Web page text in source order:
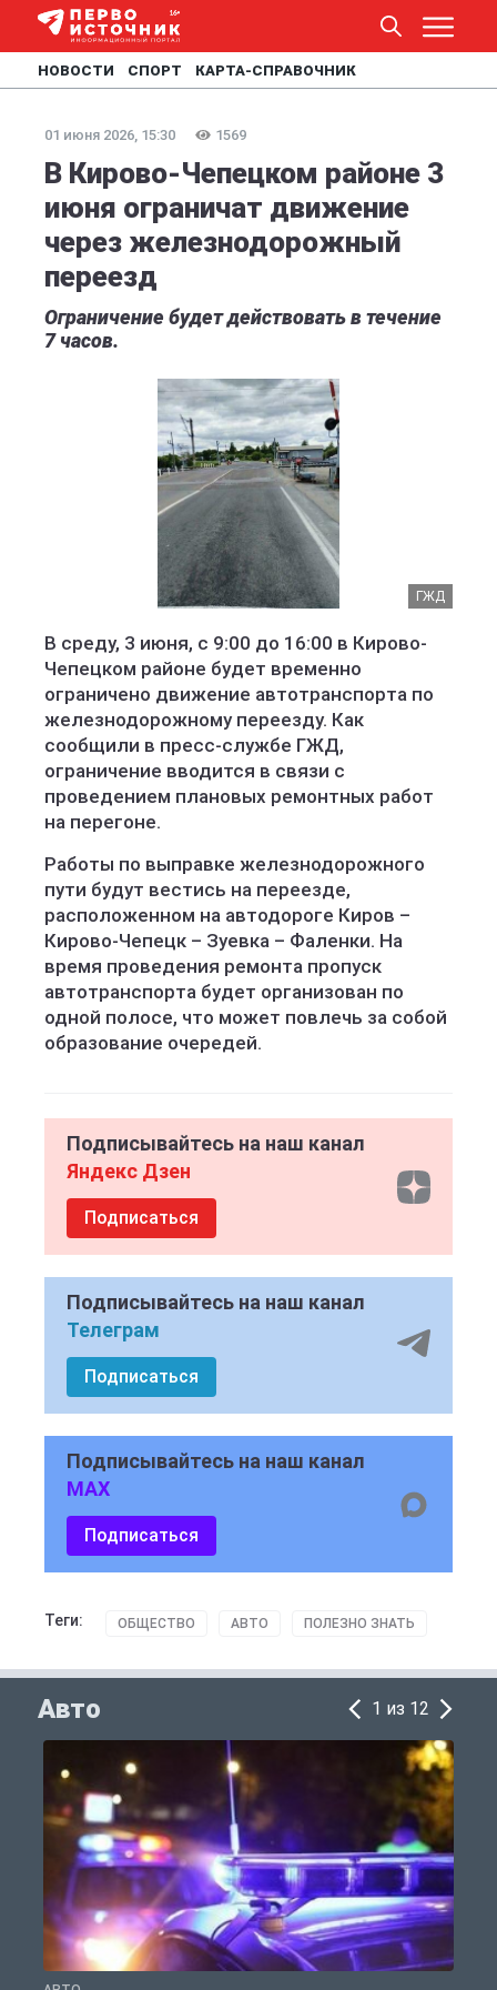
НОВОСТИ СПОРТ КАРТА-СПРАВОЧНИК
01 июня 2026, 15:30 1569
В Кирово-Чепецком районе 3
июня ограничат движение
через железнодорожный
переезд
Ограничение будет действовать в течение
7 часов.
ГЖД
В среду, 3 июня, с 9:00 до 16:00 в Кирово-
Чепецком районе будет временно
ограничено движение автотранспорта по
железнодорожному переезду. Как
сообщили в пресс-службе ГЖД,
ограничение вводится в связи с
проведением плановых ремонтных работ
на перегоне.
Работы по выправке железнодорожного
пути будут вестись на переезде,
расположенном на автодороге Киров –
Кирово-Чепецк – Зуевка – Фаленки. На
время проведения ремонта пропуск
автотранспорта будет организован по
одной полосе, что может повлечь за собой
образование очередей.
Подписывайтесь на наш канал
Яндекс Дзен
Подписаться
Подписывайтесь на наш канал
Телеграм
Подписаться
Подписывайтесь на наш канал
MAX
Подписаться
Теги: ОБЩЕСТВО АВТО ПОЛЕЗНО ЗНАТЬ
Авто 1 из 12